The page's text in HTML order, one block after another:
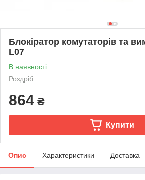
Блокіратор комутаторів та
L07
В наявності
Роздріб
864 ₴
Купити
Опис Характеристики Доставка